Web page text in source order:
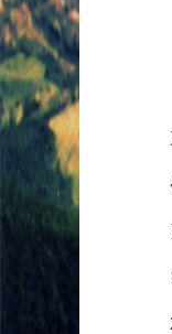
三
公
四